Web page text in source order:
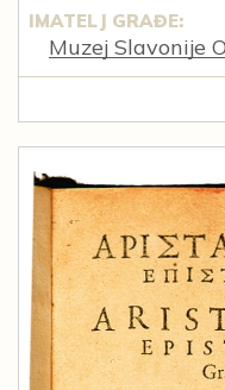
IMATELJ GRAĐE:
Muzej Slavonije